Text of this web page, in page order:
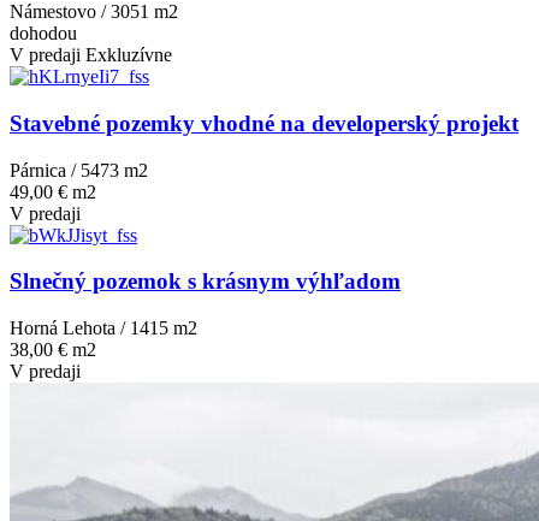
Námestovo / 3051 m2
dohodou
V predaji Exkluzívne
Stavebné pozemky vhodné na developerský projekt
Párnica / 5473 m2
49,00 € m2
V predaji
Slnečný pozemok s krásnym výhľadom
Horná Lehota / 1415 m2
38,00 € m2
V predaji